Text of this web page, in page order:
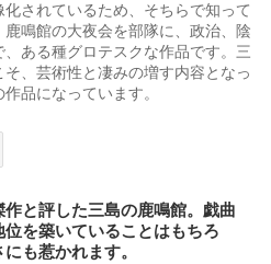
されているため、そちらで知って
鳴館の大夜会を部隊に、政治、陰
ある種グロテスクな作品です。三
、芸術性と凄みの増す内容となっ
品になっています。
作と評した三島の鹿鳴館。戯曲
を築いていることはもちろ
も惹かれます。